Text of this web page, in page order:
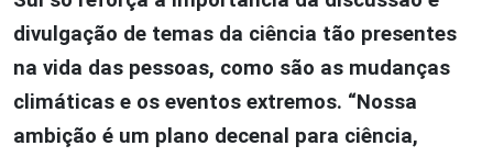
divulgação de temas da ciência tão presentes
na vida das pessoas, como são as mudanças
climáticas e os eventos extremos. “Nossa
ambição é um plano decenal para ciência,